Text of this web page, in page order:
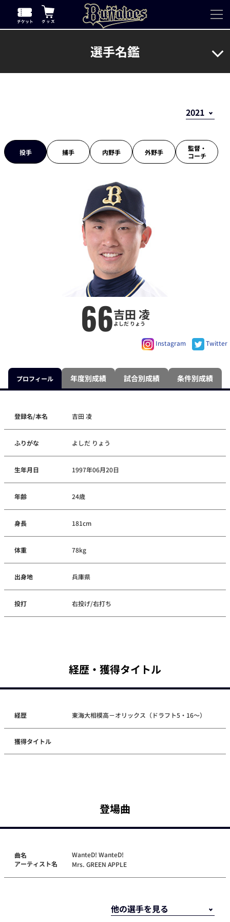
選手名鑑
投手 捕手 内野手 外野手
監督・
コーチ
66吉田 凌
よしだ りょう
Instagram Twitter
プロフィール 年度別成績 試合別成績 条件別成績
登録名/本名 吉田 凌
ふりがな よしだ りょう
生年月日 1997年06月20日
年齢 24歳
身長 181cm
体重 78kg
出身地 兵庫県
投打 右投げ/右打ち
経歴・獲得タイトル
経歴 東海大相模高－オリックス（ドラフト5・16～）
獲得タイトル
登場曲
曲名
アーティスト名
WanteD! WanteD!
Mrs. GREEN APPLE